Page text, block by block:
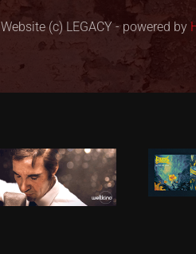
Website (c) LEGACY - powered by